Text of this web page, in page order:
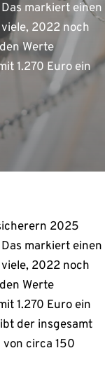
markiert einen
2022 noch
Werte
1.270 Euro ein
2025
markiert einen
2022 noch
Werte
1.270 Euro ein
der insgesamt
circa 150